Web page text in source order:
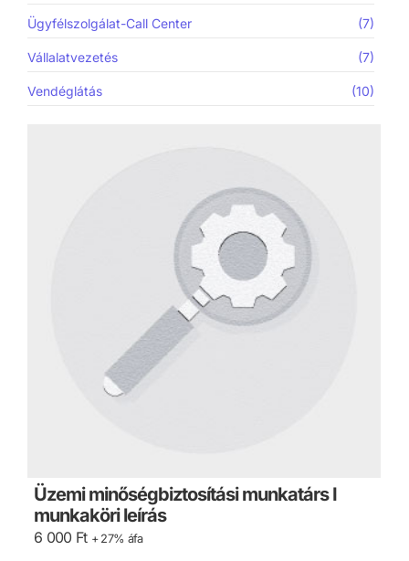
Ügyfélszolgálat-Call Center (7)
Vállalatvezetés (7)
Vendéglátás (10)
Üzemi minőségbiztosítási munkatárs I
munkaköri leírás
6 000 Ft + 27% áfa